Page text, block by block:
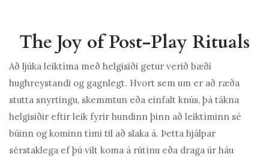
The Joy of Post-Play Rituals
Að ljúka leiktíma með helgisiði getur verið bæði
hughreystandi og gagnlegt. Hvort sem um er að ræða
stutta snyrtingu, skemmtun eða einfalt knús, þá tákna
helgisiðir eftir leik fyrir hundinn þinn að leiktíminn sé
búinn og kominn tími til að slaka á. Þetta hjálpar
sérstaklega ef þú vilt koma á rútínu eða draga úr háu